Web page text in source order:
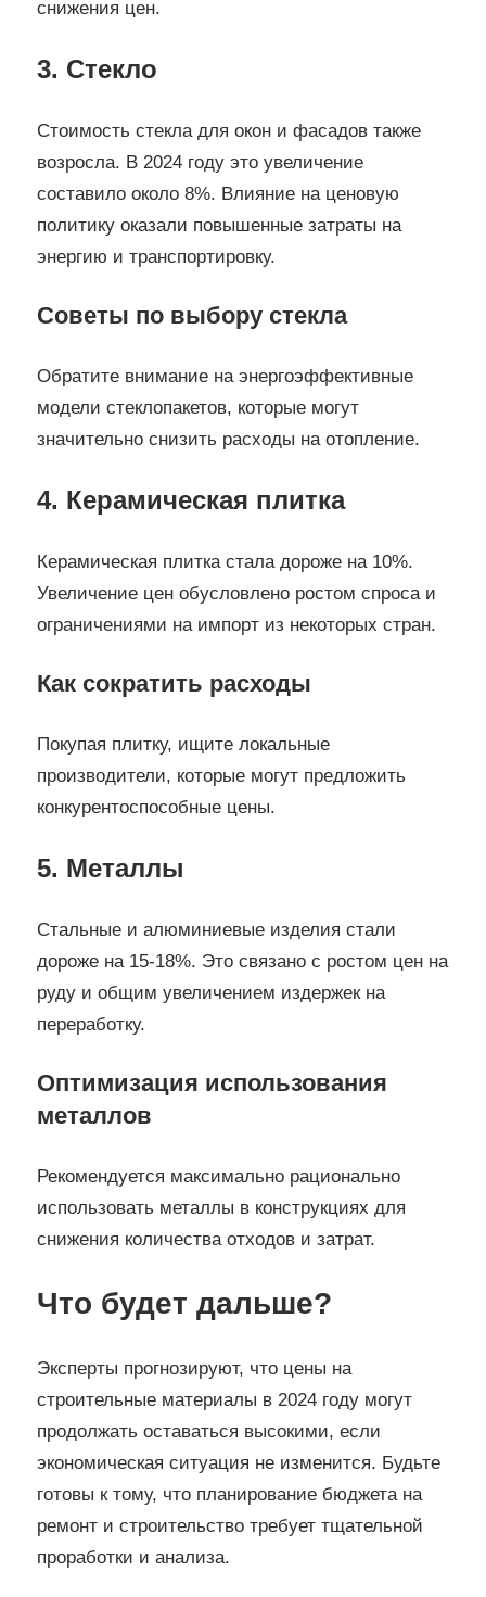
снижения цен.
3. Стекло
Стоимость стекла для окон и фасадов также
возросла. В 2024 году это увеличение
составило около 8%. Влияние на ценовую
политику оказали повышенные затраты на
энергию и транспортировку.
Советы по выбору стекла
Обратите внимание на энергоэффективные
модели стеклопакетов, которые могут
значительно снизить расходы на отопление.
4. Керамическая плитка
Керамическая плитка стала дороже на 10%.
Увеличение цен обусловлено ростом спроса и
ограничениями на импорт из некоторых стран.
Как сократить расходы
Покупая плитку, ищите локальные
производители, которые могут предложить
конкурентоспособные цены.
5. Металлы
Стальные и алюминиевые изделия стали
дороже на 15-18%. Это связано с ростом цен на
руду и общим увеличением издержек на
переработку.
Оптимизация использования
металлов
Рекомендуется максимально рационально
использовать металлы в конструкциях для
снижения количества отходов и затрат.
Что будет дальше?
Эксперты прогнозируют, что цены на
строительные материалы в 2024 году могут
продолжать оставаться высокими, если
экономическая ситуация не изменится. Будьте
готовы к тому, что планирование бюджета на
ремонт и строительство требует тщательной
проработки и анализа.